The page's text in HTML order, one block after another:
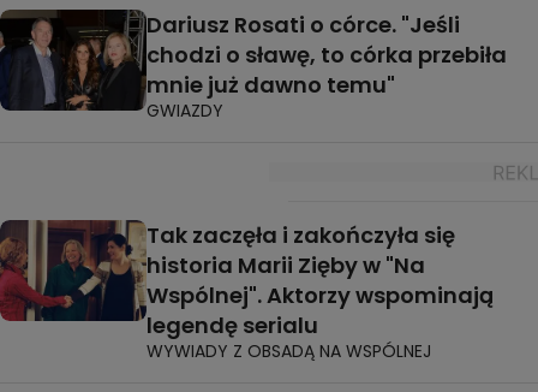
Dariusz Rosati o córce. "Jeśli
chodzi o sławę, to córka przebiła
mnie już dawno temu"
GWIAZDY
Tak zaczęła i zakończyła się
historia Marii Zięby w "Na
Wspólnej". Aktorzy wspominają
legendę serialu
WYWIADY Z OBSADĄ NA WSPÓLNEJ